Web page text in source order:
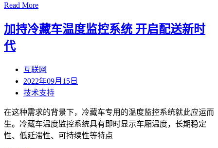
Read More
加持冷藏车温度监控系统 开启配送新时
代
互联网
2022年09月15日
技术支持
在这种需求的背景下，冷藏车专用的温度监控系统就此应运而
生。冷藏车温度监控系统具有即时显示车厢温度，长期稳定
性、低延滞性、可持续性等特点